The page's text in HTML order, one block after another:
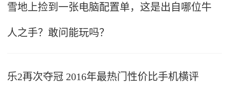
雪地上捡到一张电脑配置单，这是出自哪位牛
人之手？敢问能玩吗？
乐2再次夺冠 2016年最热门性价比手机横评